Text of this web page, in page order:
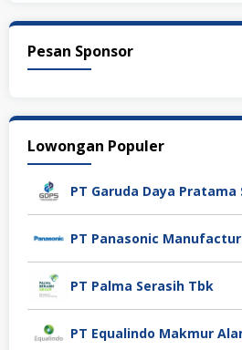
Pesan Sponsor
Lowongan Populer
PT Garuda Daya Pratama
PT Panasonic
PT Palma Serasih Tbk